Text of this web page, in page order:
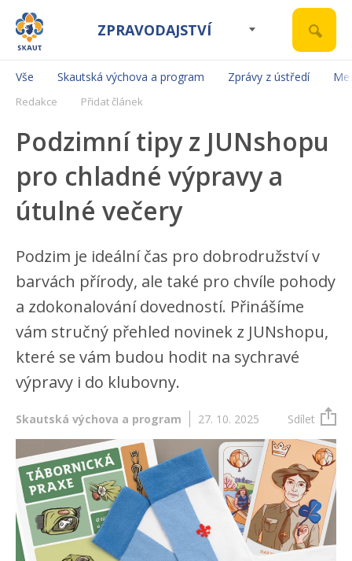
ZPRAVODAJSTVÍ
Vše Skautská výchova a program Zprávy z ústředí
Redakce Přidat článek
Podzimní tipy z JUNshopu
pro chladné výpravy a
útulné večery
Podzim je ideální čas pro dobrodružství v
barvách přírody, ale také pro chvíle pohody
a zdokonalování dovedností. Přinášíme
vám stručný přehled novinek z JUNshopu,
které se vám budou hodit na sychravé
výpravy i do klubovny.
Skautská výchova a program 27. 10. 2025 Sdílet